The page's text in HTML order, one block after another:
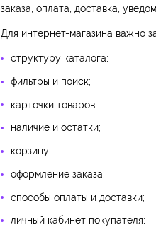
заказа, оплата, доставка,
Для интернет-магазина важно
структуру каталога;
фильтры и поиск;
карточки товаров;
наличие и остатки;
корзину;
оформление заказа;
способы оплаты и доставки;
личный кабинет покупателя;